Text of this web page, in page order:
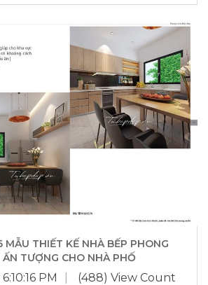
MẪU THIẾT KẾ NHÀ BẾP PHONG
TƯỢNG CHO NHÀ PHỐ
PM (488) View Count